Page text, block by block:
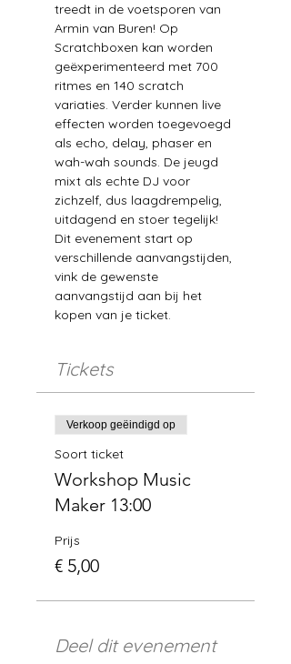
treedt in de voetsporen van
Armin van Buren! Op
Scratchboxen kan worden
geëxperimenteerd met 700
ritmes en 140 scratch
variaties. Verder kunnen live
effecten worden toegevoegd
als echo, delay, phaser en
wah-wah sounds. De jeugd
mixt als echte DJ voor
zichzelf, dus laagdrempelig,
uitdagend en stoer tegelijk!
Dit evenement start op
verschillende aanvangstijden,
vink de gewenste
aanvangstijd aan bij het
kopen van je ticket.
Tickets
Verkoop geëindigd op
Soort ticket
Workshop Music
Maker 13:00
Prijs
€ 5,00
Deel dit evenement